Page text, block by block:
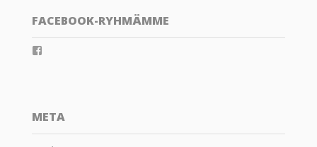
FACEBOOK-RYHMÄMME
META